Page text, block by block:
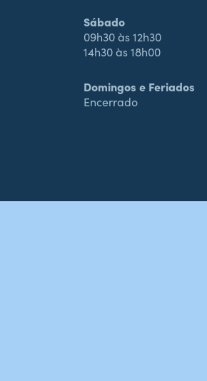
Sábado
09h30 às 12h30
14h30 às 18h00
Domingos e Feriados
Encerrado